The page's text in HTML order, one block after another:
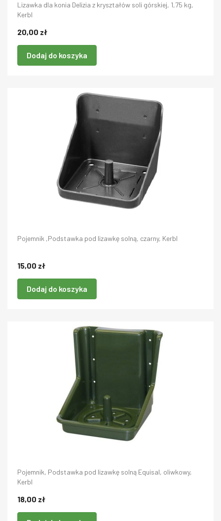
Lizawka dla konia Delizia z kryształów soli górskiej, 1,75 kg,
Kerbl
20,00 zł
Dodaj do koszyka
Pojemnik ,Podstawka pod lizawkę solną, czarny, Kerbl
15,00 zł
Dodaj do koszyka
Pojemnik, Podstawka pod lizawkę solną Equisal, oliwkowy,
Kerbl
18,00 zł